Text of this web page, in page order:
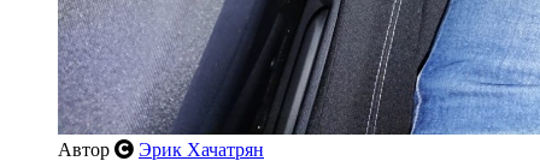
Автор Эрик Хачатрян